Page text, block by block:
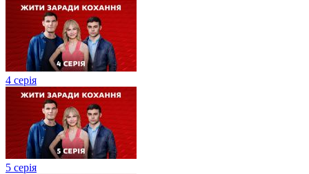
4 серія
5 серія